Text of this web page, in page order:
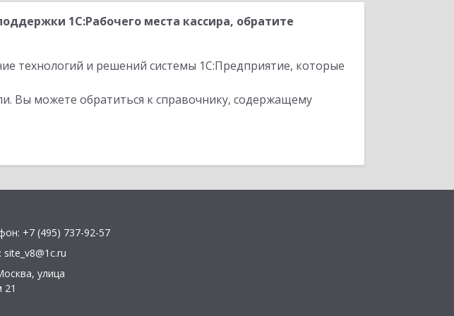
1С:Рабочего места кассира, обратите
технологий и решений системы 1С:Предприятие, которые
Вы можете обратиться к справочнику, содержащему
+7 (495) 737-92-57
site_v8@1c.ru
, улица
21